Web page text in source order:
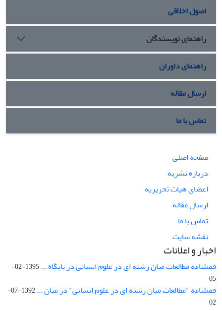
اصول اخلاقی
راهنمای نویسندگان
راهنمای داوران
ارسال مقاله
تماس با ما
صفحه اصلی
درباره نشریه
اعضای هیات تحریریه
ارسال مقاله
تماس با ما
نقشه سایت
اخبار و اعلانات
فصلنامه مطالعات میان رشته ای در علوم انسانی در پایگاه ...
1395-02-
05
فصلنامه "مطالعات میان رشته ای در علوم انسانی" در میان ...
1392-07-
02